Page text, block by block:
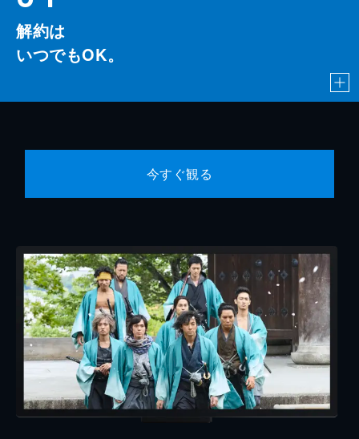
解約は
いつでもOK。
今すぐ観る